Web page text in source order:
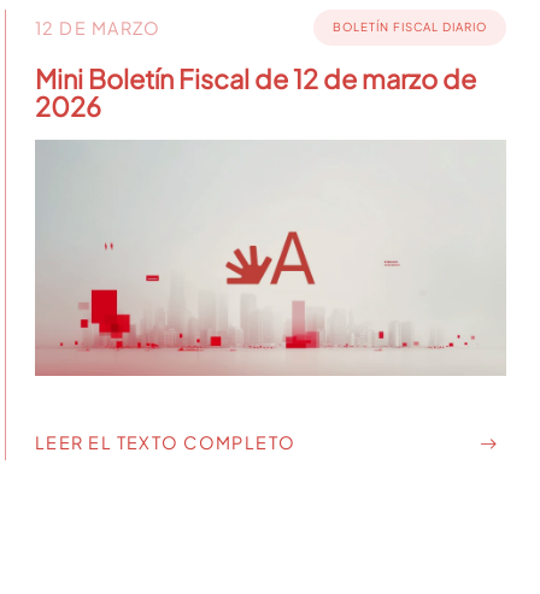
12 DE MARZO BOLETÍN FISCAL DIARIO
Mini Boletín Fiscal de 12 de marzo de
2026
LEER EL TEXTO COMPLETO